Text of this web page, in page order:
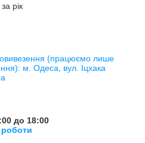
рік
(працюємо лише
м. Одеса, вул. Іцхака
до 18:00
роботи